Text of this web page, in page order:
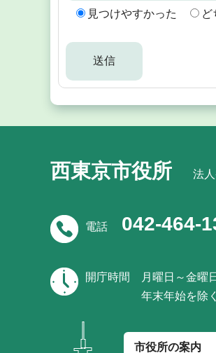
見つけやすかった ど
西東京市役所 法
電話 042-464-
開庁時間
月曜日～金曜
年末年始を除
市役所の案内